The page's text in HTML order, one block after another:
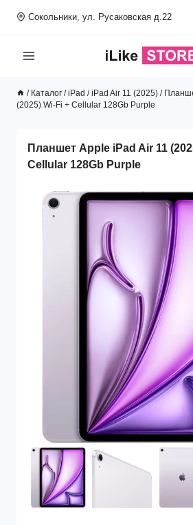
Сокольники, ул. Русаковская д.22
/ Каталог / iPad / iPad Air 11 (2025) /
(2025) Wi-Fi + Cellular 128Gb Purple
Планшет Apple iPad Air 11
Cellular 128Gb Purple